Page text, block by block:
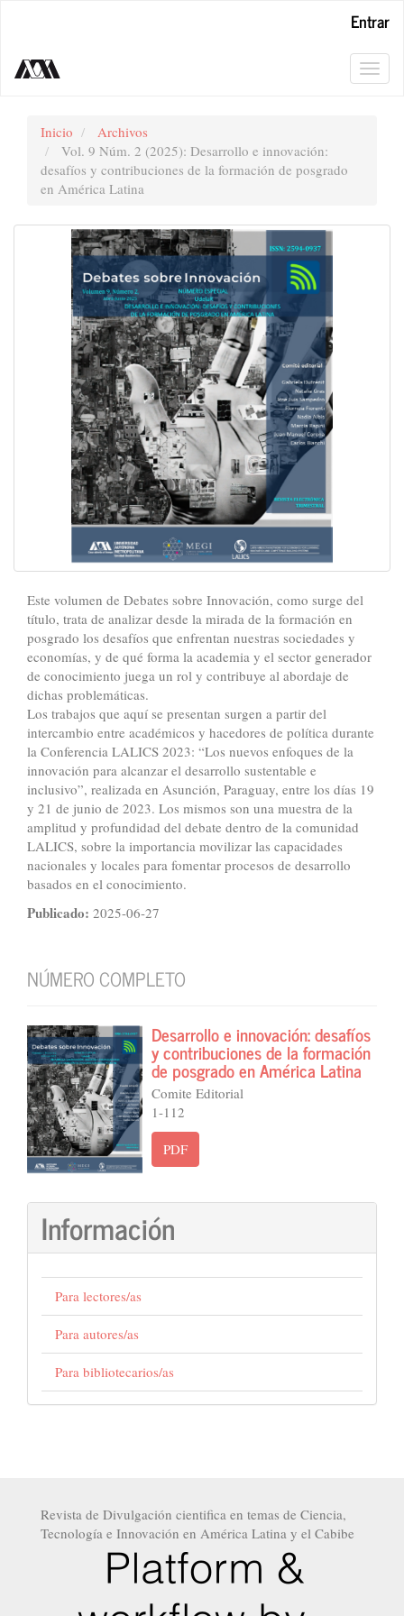
principal
Barra
Entrar
Inicio
Archivos
Vol. 9 Núm. 2 (2025): Desarrollo e innovación:
desafíos y contribuciones de la formación de posgrado
en América Latina
Este volumen de Debates sobre Innovación, como surge del
título, trata de analizar desde la mirada de la formación en
posgrado los desafíos que enfrentan nuestras sociedades y
economías, y de qué forma la academia y el sector generador
de conocimiento juega un rol y contribuye al abordaje de
dichas problemáticas.
Los trabajos que aquí se presentan surgen a partir del
intercambio entre académicos y hacedores de política durante
la Conferencia LALICS 2023: “Los nuevos enfoques de la
innovación para alcanzar el desarrollo sustentable e
inclusivo”, realizada en Asunción, Paraguay, entre los días 19
y 21 de junio de 2023. Los mismos son una muestra de la
amplitud y profundidad del debate dentro de la comunidad
LALICS, sobre la importancia movilizar las capacidades
nacionales y locales para fomentar procesos de desarrollo
basados en el conocimiento.
Publicado: 2025-06-27
NÚMERO COMPLETO
Desarrollo e innovación: desafíos
y contribuciones de la formación
de posgrado en América Latina
Comite Editorial
1-112
PDF
Información
Para lectores/as
Para autores/as
Para bibliotecarios/as
Revista de Divulgación cientifica en temas de Ciencia,
Tecnología e Innovación en América Latina y el Cabibe